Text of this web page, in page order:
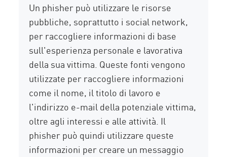
Un phisher può utilizzare le risorse
pubbliche, soprattutto i social network,
per raccogliere informazioni di base
sull'esperienza personale e lavorativa
della sua vittima. Queste fonti vengono
utilizzate per raccogliere informazioni
come il nome, il titolo di lavoro e
l'indirizzo e-mail della potenziale vittima,
oltre agli interessi e alle attività. Il
phisher può quindi utilizzare queste
informazioni per creare un messaggio